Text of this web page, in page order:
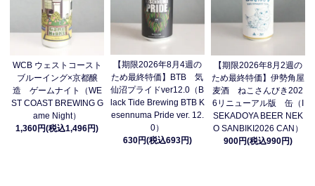
WCB ウェストコースト
ブルーイング×京都醸
造 ゲームナイト（WE
ST COAST BREWING G
ame Night）
1,360円(税込1,496円)
【期限2026年8月4週の
ため最終特価】BTB 気
仙沼プライドver12.0（B
lack Tide Brewing BTB K
esennuma Pride ver. 12.
0）
630円(税込693円)
【期限2026年8月2週の
ため最終特価】伊勢角屋
麦酒 ねこさんびき202
6リニューアル版 缶（I
SEKADOYA BEER NEK
O SANBIKI2026 CAN）
900円(税込990円)